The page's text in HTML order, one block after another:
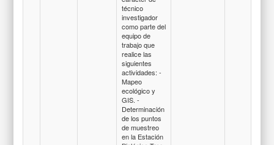
técnico
investigador
como parte del
equipo de
trabajo que
realice las
siguientes
actividades: -
Mapeo
ecológico y
GIS. -
Determinación
de los puntos
de muestreo
en la Estación